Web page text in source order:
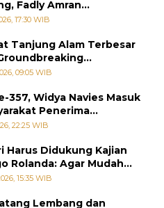
Fadly Amran
Siaga
17:30 WIB
Tanjung Alam Terbesar
09:05 WIB
357, Widya Navies Masuk
Penerima
Padang
22:25 WIB
Harus Didukung Kajian
Rolanda: Agar Mudah
di Kementerian
15:35 WIB
Lembang dan